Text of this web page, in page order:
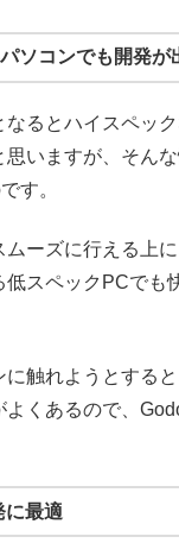
ソコンでも開発が
るとハイスペッ
いますが、そん
す。
ムーズに行える上
低スペックPCでも
に触れようとする
くあるので、
最適